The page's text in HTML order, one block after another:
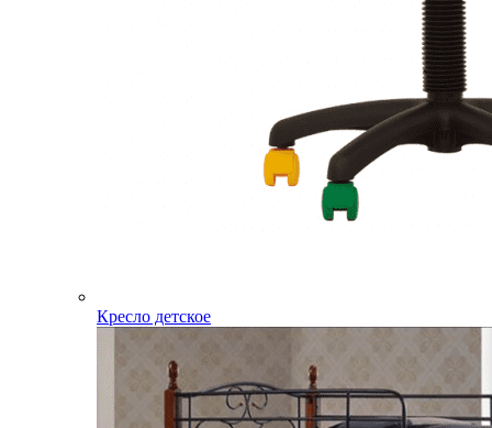
Кресло детское